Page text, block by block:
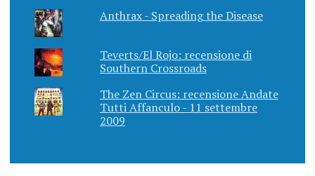
Anthrax - Spreading the Disease
Teverts/El Rojo: recensione di
Southern Crossroads
The Zen Circus: recensione Andate
Tutti Affanculo - 11 settembre
2009